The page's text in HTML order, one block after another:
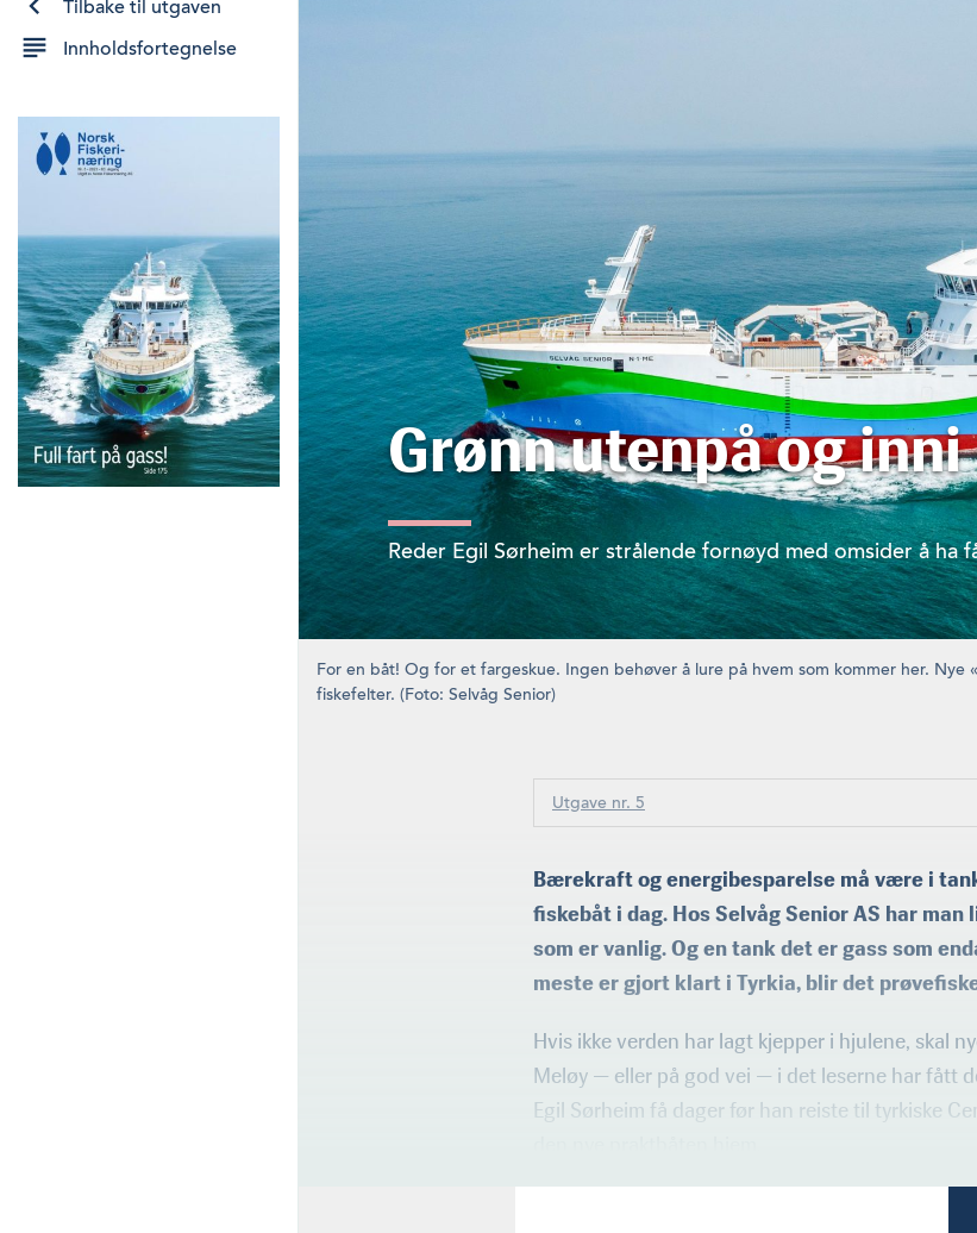
Tilbake til utgaven
Innholdsfortegnelse
Grønn utenpå og inni
Reder Egil Sørheim er strålende fornøyd med omsider å ha
For en båt! Og for et fargeskue. Ingen behøver å lure på hvem som kommer her. Nye
fiskefelter. (Foto: Selvåg Senior)
Utgave nr. 5
Bærekraft og energibesparelse må være i
fiskebåt i dag. Hos Selvåg Senior AS har
som er vanlig. Og en tank det er gass som
meste er gjort klart i Tyrkia, blir det
Hvis ikke verden har lagt kjepper i hjulene, skal
Meløy — eller på god vei — i det leserne har fått
Egil Sørheim få dager før han reiste til tyrkiske